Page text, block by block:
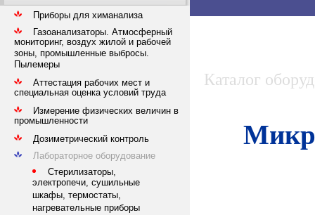
Приборы для химанализа
Газоанализаторы. Атмосферный
мониторинг, воздух жилой и рабочей
зоны, промышленные выбросы.
Пылемеры
Аттестация рабочих мест и
специальная оценка условий труда
Измерение физических величин в
промышленности
Дозиметрический контроль
Лабораторное оборудование
Стерилизаторы,
электропечи, сушильные
шкафы, термостаты,
нагревательные приборы
Каталог